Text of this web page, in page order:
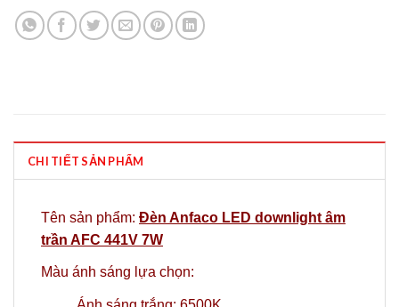
CHI TIẾT SẢN PHẨM
Tên sản phẩm: Đèn Anfaco LED downlight âm
trần AFC 441V 7W
Màu ánh sáng lựa chọn: